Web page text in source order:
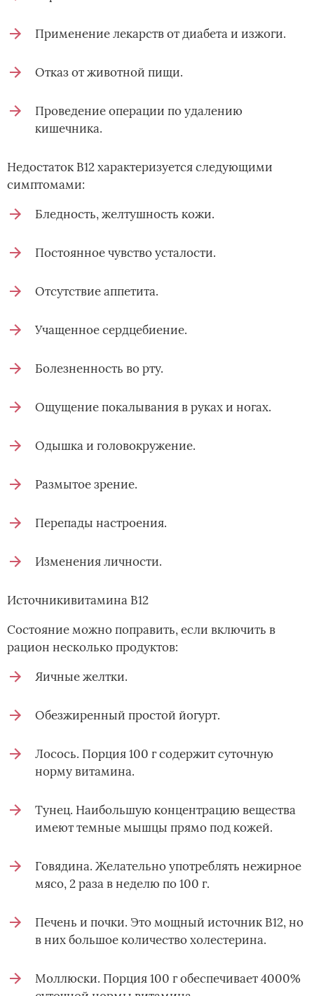
Применение лекарств от диабета и изжоги.
Отказ от животной пищи.
Проведение операции по удалению
кишечника.
Недостаток В12 характеризуется следующими
симптомами:
Бледность, желтушность кожи.
Постоянное чувство усталости.
Отсутствие аппетита.
Учащенное сердцебиение.
Болезненность во рту.
Ощущение покалывания в руках и ногах.
Одышка и головокружение.
Размытое зрение.
Перепады настроения.
Изменения личности.
Источникивитамина В12
Состояние можно поправить, если включить в
рацион несколько продуктов:
Яичные желтки.
Обезжиренный простой йогурт.
Лосось. Порция 100 г содержит суточную
норму витамина.
Тунец. Наибольшую концентрацию вещества
имеют темные мышцы прямо под кожей.
Говядина. Желательно употреблять нежирное
мясо, 2 раза в неделю по 100 г.
Печень и почки. Это мощный источник В12, но
в них большое количество холестерина.
Моллюски. Порция 100 г обеспечивает 4000%